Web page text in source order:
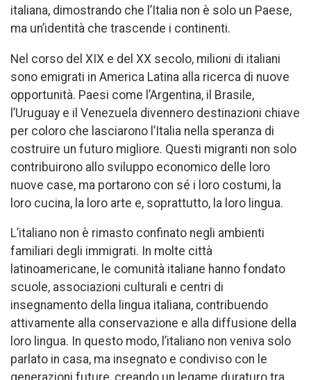
italiana, dimostrando che l’Italia non è solo un Paese,
ma un’identità che trascende i continenti.
Nel corso del XIX e del XX secolo, milioni di italiani
sono emigrati in America Latina alla ricerca di nuove
opportunità. Paesi come l’Argentina, il Brasile,
l’Uruguay e il Venezuela divennero destinazioni chiave
per coloro che lasciarono l’Italia nella speranza di
costruire un futuro migliore. Questi migranti non solo
contribuirono allo sviluppo economico delle loro
nuove case, ma portarono con sé i loro costumi, la
loro cucina, la loro arte e, soprattutto, la loro lingua.
L’italiano non è rimasto confinato negli ambienti
familiari degli immigrati. In molte città
latinoamericane, le comunità italiane hanno fondato
scuole, associazioni culturali e centri di
insegnamento della lingua italiana, contribuendo
attivamente alla conservazione e alla diffusione della
loro lingua. In questo modo, l’italiano non veniva solo
parlato in casa, ma insegnato e condiviso con le